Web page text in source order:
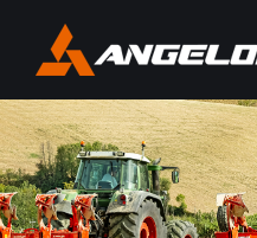
content